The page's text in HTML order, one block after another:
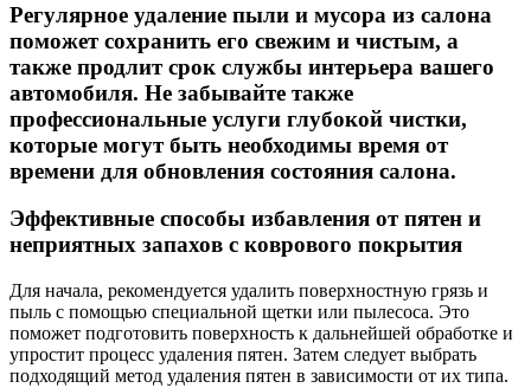
Регулярное удаление пыли и мусора из салона
поможет сохранить его свежим и чистым, а
также продлит срок службы интерьера вашего
автомобиля. Не забывайте также
профессиональные услуги глубокой чистки,
которые могут быть необходимы время от
времени для обновления состояния салона.
Эффективные способы избавления от пятен и
неприятных запахов с коврового покрытия
Для начала, рекомендуется удалить поверхностную грязь и
пыль с помощью специальной щетки или пылесоса. Это
поможет подготовить поверхность к дальнейшей обработке и
упростит процесс удаления пятен. Затем следует выбрать
подходящий метод удаления пятен в зависимости от их типа.